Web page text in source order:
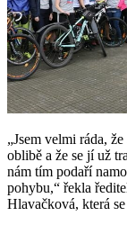
„Jsem velmi ráda,
oblibě a že se jí už
nám tím podaří
pohybu,“ řekla
Hlavačková, která